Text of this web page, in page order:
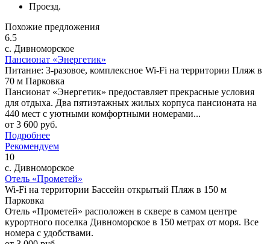
Проезд.
Похожие предложения
6.5
с. Дивноморское
Пансионат «Энергетик»
Питание: 3-разовое, комплексное Wi-Fi на территории Пляж в
70 м Парковка
Пансионат «Энергетик» предоставляет прекрасные условия
для отдыха. Два пятиэтажных жилых корпуса пансионата на
440 мест с уютными комфортными номерами...
от 3 600 руб.
Подробнее
Рекомендуем
10
с. Дивноморское
Отель «Прометей»
Wi-Fi на территории Бассейн открытый Пляж в 150 м
Парковка
Отель «Прометей» расположен в сквере в самом центре
курортного поселка Дивноморское в 150 метрах от моря. Все
номера с удобствами.